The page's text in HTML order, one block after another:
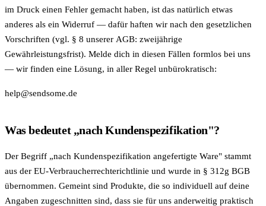
im Druck einen Fehler gemacht haben, ist das natürlich etwas
anderes als ein Widerruf — dafür haften wir nach den gesetzlichen
Vorschriften (vgl. § 8 unserer AGB: zweijährige
Gewährleistungsfrist). Melde dich in diesen Fällen formlos bei uns
— wir finden eine Lösung, in aller Regel unbürokratisch:
help@sendsome.de
Was bedeutet „nach Kundenspezifikation"?
Der Begriff „nach Kundenspezifikation angefertigte Ware" stammt
aus der EU-Verbraucherrechterichtlinie und wurde in § 312g BGB
übernommen. Gemeint sind Produkte, die so individuell auf deine
Angaben zugeschnitten sind, dass sie für uns anderweitig praktisch